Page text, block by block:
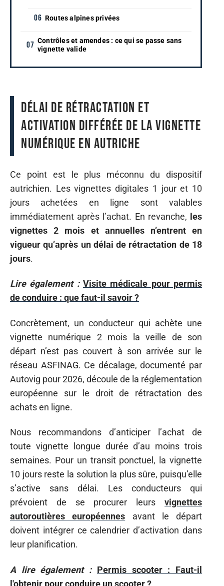
Routes alpines privées
Contrôles et amendes : ce qui se passe sans
vignette valide
Délai de rétractation et
activation différée de la vignette
numérique en Autriche
Ce point est le plus méconnu du dispositif
autrichien. Les vignettes digitales 1 jour et 10
jours achetées en ligne sont valables
immédiatement après l’achat. En revanche, les
vignettes 2 mois et annuelles n’entrent en
vigueur qu’après un délai de rétractation de 18
jours.
Lire également : Visite médicale pour permis
de conduire : que faut-il savoir ?
Concrètement, un conducteur qui achète une
vignette numérique 2 mois la veille de son
départ n’est pas couvert à son arrivée sur le
réseau ASFINAG. Ce décalage, documenté par
Autovig pour 2026, découle de la réglementation
européenne sur le droit de rétractation des
achats en ligne.
Nous recommandons d’anticiper l’achat de
toute vignette longue durée d’au moins trois
semaines. Pour un transit ponctuel, la vignette
10 jours reste la solution la plus sûre, puisqu’elle
s’active sans délai. Les conducteurs qui
prévoient de se procurer leurs vignettes
autoroutières européennes avant le départ
doivent intégrer ce calendrier d’activation dans
leur planification.
A lire également : Permis scooter : Faut-il
l'obtenir pour conduire un scooter ?